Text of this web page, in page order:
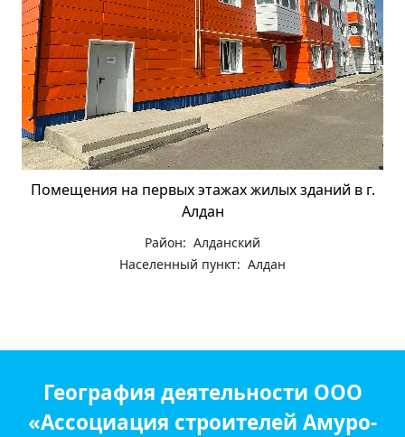
Помещения на первых этажах жилых зданий в г.
Алдан
Район: Алданский
Населенный пункт: Алдан
География деятельности ООО
«Ассоциация строителей Амуро-